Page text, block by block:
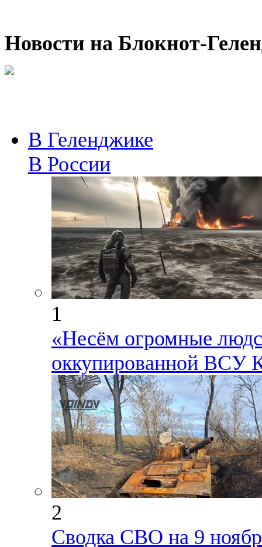
Новости на Блoкнoт-
В Геленджике
В России
1
«Несём огромные
оккупированной ВСУ
2
Сводка СВО на 9